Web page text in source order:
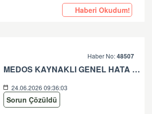
Haberi Okudum!
Haber No:48507
MEDOS KAYNAKLI GENEL HATA HK
24.06.2026 09:36:03
Sorun Çözüldü